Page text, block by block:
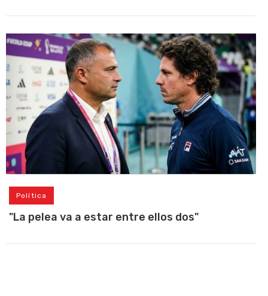
Política
"La pelea va a estar entre ellos dos"